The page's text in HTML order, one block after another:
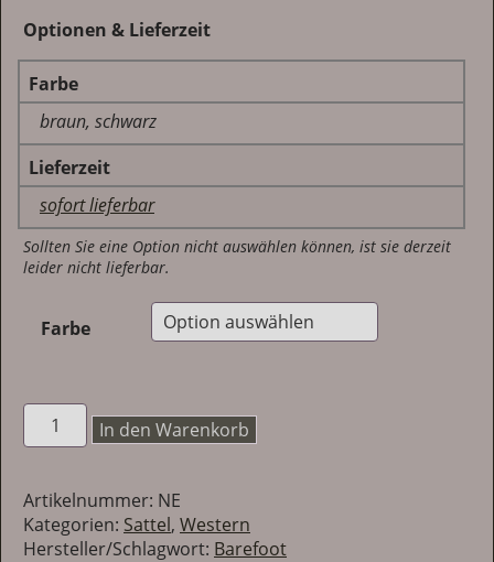
Optionen & Lieferzeit
Farbe
braun, schwarz
Lieferzeit
sofort lieferbar
Sollten Sie eine Option nicht auswählen können, ist sie derzeit
leider nicht lieferbar.
Farbe
Barefoot
Nevada
In den Warenkorb
Artikelnummer: NE
Kategorien: Sattel, Western
Hersteller/Schlagwort: Barefoot